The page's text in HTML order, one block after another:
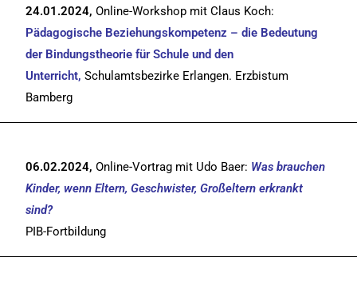
24.01.2024, Online-Workshop mit Claus Koch:
Pädagogische Beziehungskompetenz – die Bedeutung
der Bindungstheorie für Schule und den
Unterricht,Schulamtsbezirke Erlangen. Erzbistum
Bamberg
06.02.2024, Online-Vortrag mit Udo Baer: Was brauchen
Kinder, wenn Eltern, Geschwister, Großeltern erkrankt
sind?
PIB-Fortbildung